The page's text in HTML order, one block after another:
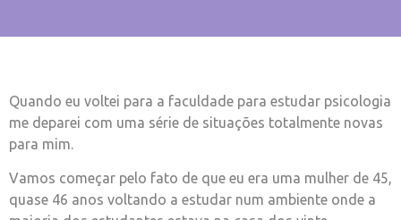
Quando eu voltei para a faculdade para estudar psicologia
me deparei com uma série de situações totalmente novas
para mim.
Vamos começar pelo fato de que eu era uma mulher de 45,
quase 46 anos voltando a estudar num ambiente onde a